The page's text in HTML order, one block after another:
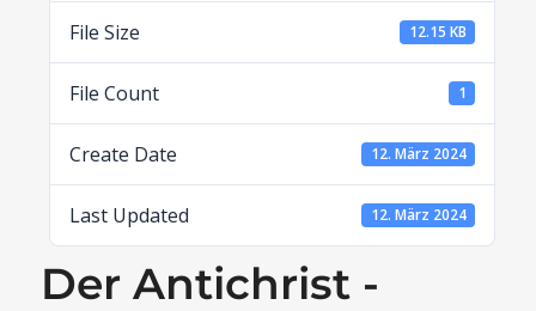
File Size 12.15 KB
File Count 1
Create Date 12. März 2024
Last Updated 12. März 2024
Der Antichrist -